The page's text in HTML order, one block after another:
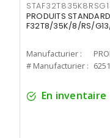
PRODUITS
F32T8/35K/8/RS/G13/
Manufacturier :
# Manufacturier :
En inventaire